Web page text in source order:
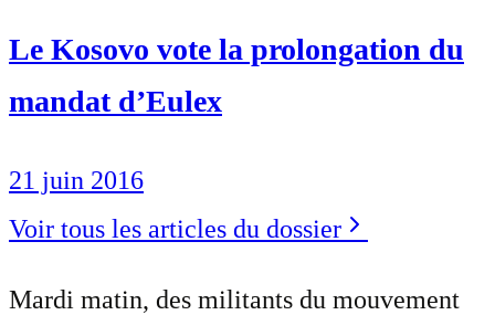
Le Kosovo vote la prolongation du
mandat d’Eulex
21 juin 2016
Voir tous les articles du dossier
Mardi matin, des militants du mouvement